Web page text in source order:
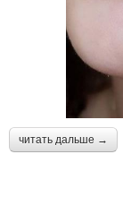
читать дальше →